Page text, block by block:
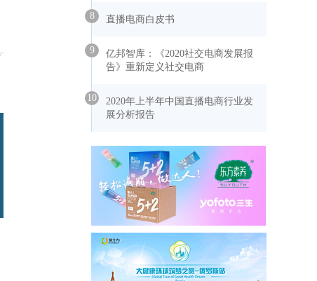
8 直播电商白皮书
9
亿邦智库：《2020社交电商发展报
告》重新定义社交电商
10
2020年上半年中国直播电商行业发
展分析报告